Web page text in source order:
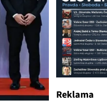
Reklama